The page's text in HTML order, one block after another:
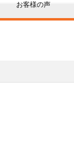
お客様の声